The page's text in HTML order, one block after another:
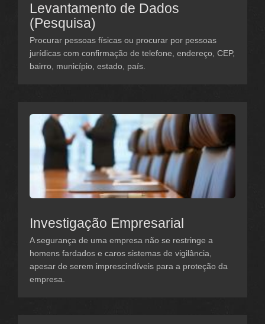
Levantamento de Dados
(Pesquisa)
Procurar pessoas físicas ou procurar por pessoas
jurídicas com confirmação de telefone, endereço, CEP,
bairro, município, estado, país.
Investigação Empresarial
A segurança de uma empresa não se restringe a
homens fardados e caros sistemas de vigilância,
apesar de serem imprescindíveis para a proteção da
empresa.